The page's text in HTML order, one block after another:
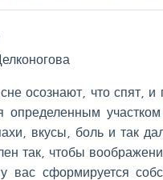
осознают, что спят, и
вкусы, боль и так
так, чтобы
сформируется